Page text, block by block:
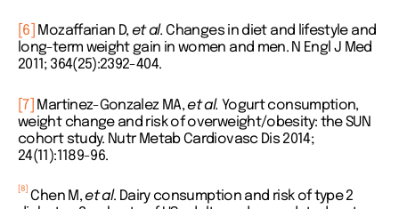
[6] Mozaffarian D,et al.Changes in diet and lifestyle and
long-term weight gain in women and men. N Engl J Med
2011; 364(25):2392-404.
[7] Martinez-Gonzalez MA,et al. Yogurt consumption,
weight change and risk of overweight/obesity: the SUN
cohort study. Nutr Metab Cardiovasc Dis 2014;
24(11):1189-96.
[8] Chen M,et al. Dairy consumption and risk of type 2